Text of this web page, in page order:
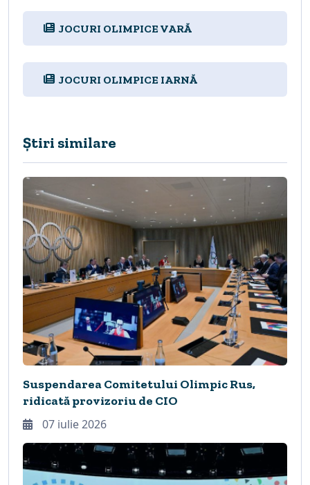
JOCURI OLIMPICE VARĂ
JOCURI OLIMPICE IARNĂ
Știri similare
Suspendarea Comitetului Olimpic Rus,
ridicată provizoriu de CIO
07 iulie 2026